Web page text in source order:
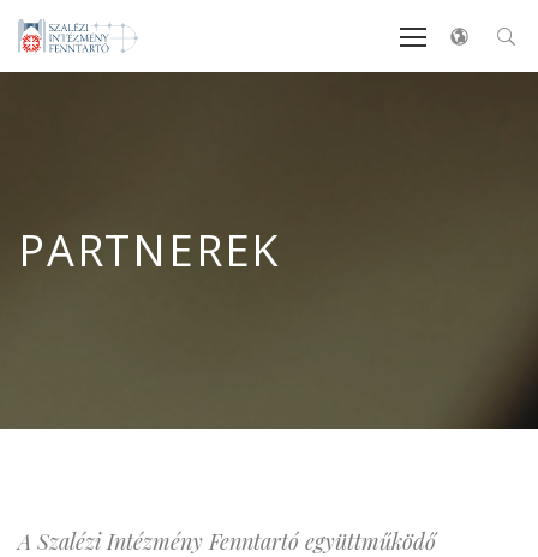
PARTNEREK
A Szalézi Intézmény Fenntartó együttműködő